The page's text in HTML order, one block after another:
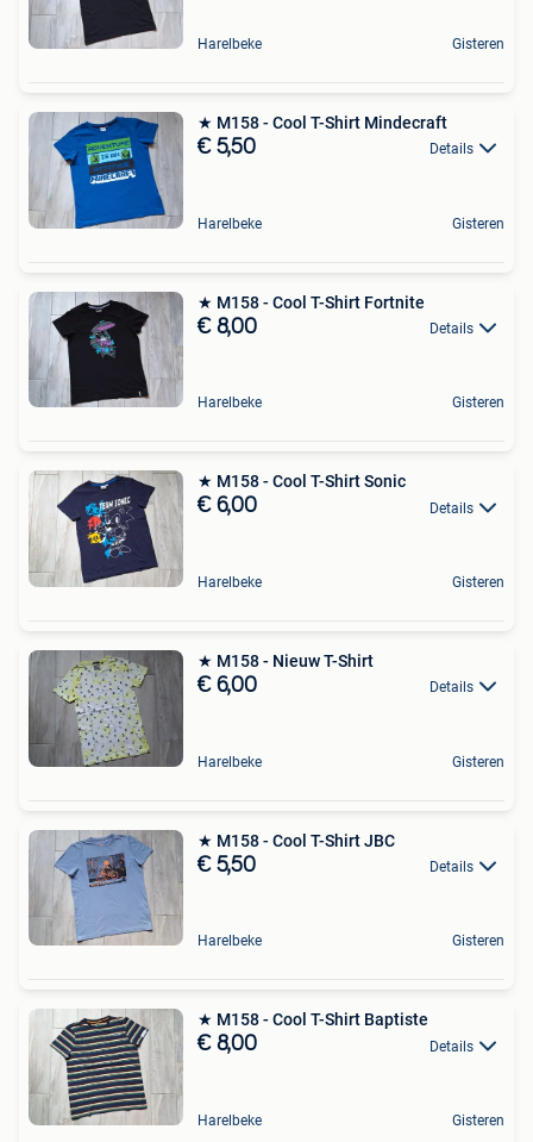
Harelbeke Gisteren
★ M158 - Cool T-Shirt Mindecraft
€ 5,50 Details
Harelbeke Gisteren
★ M158 - Cool T-Shirt Fortnite
€ 8,00 Details
Harelbeke Gisteren
★ M158 - Cool T-Shirt Sonic
€ 6,00 Details
Harelbeke Gisteren
★ M158 - Nieuw T-Shirt
€ 6,00 Details
Harelbeke Gisteren
★ M158 - Cool T-Shirt JBC
€ 5,50 Details
Harelbeke Gisteren
★ M158 - Cool T-Shirt Baptiste
€ 8,00 Details
Harelbeke Gisteren